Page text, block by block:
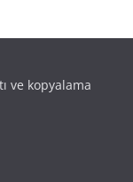
ve kopyalama